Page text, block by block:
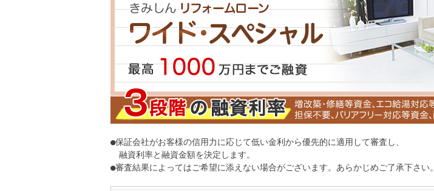
●保証会社がお客様の信用力に応じて低い金利から優先的に適用して審査し、
融資利率と融資金額を決定します。
●審査結果によってはご希望に添えない場合がございます。あらかじめご了承下さい。